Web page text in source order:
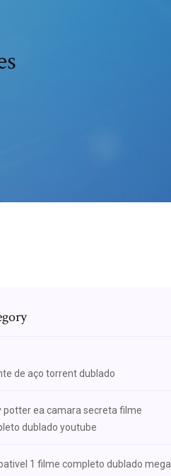
de aço torrent dublado
potter ea camara secreta filme
dublado youtube
1 filme completo dublado mega